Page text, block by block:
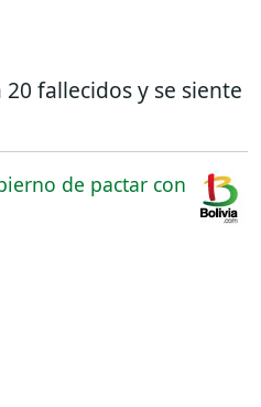
fallecidos y se siente